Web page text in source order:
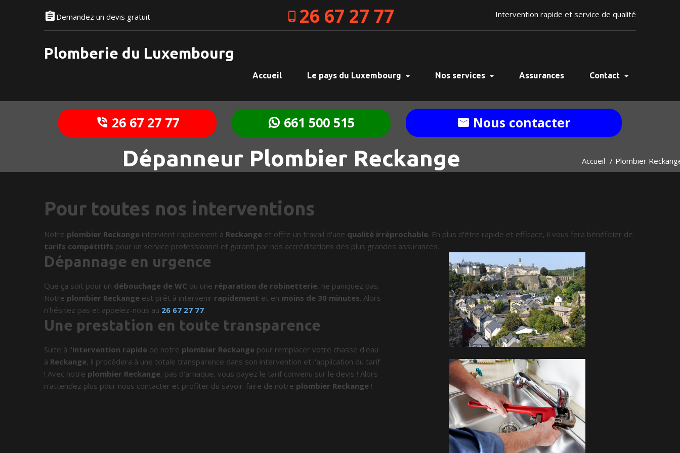
Demandez un devis gratuit 26 67 27 77 Intervention rapide et service de qualité
Plomberie du Luxembourg
Accueil Le pays du Luxembourg Nos services Assurances Contact
26 67 27 77 661 500 515 Nous contacter
Dépanneur Plombier Reckange Accueil Plombier
Pour toutes nos interventions
Notre plombier Reckange intervient rapidement à Reckange et offre un travail d'une qualité irréprochable. En plus d'être rapide et efficace, il vous fera bénéficier de
tarifs compétitifs pour un service professionnel et garanti par nos accréditations des plus grandes assurances.
Dépannage en urgence
Que ça soit pour un débouchage de WC ou une réparation de robinetterie, ne paniquez pas.
Notre plombier Reckange est prêt à intervenir rapidement et en moins de 30 minutes. Alors
n'hésitez pas et appelez-nous au 26 67 27 77.
Une prestation en toute transparence
Suite à l'intervention rapide de notre plombier Reckange pour remplacer votre chasse d'eau
à Reckange, il procédera à une totale transparence dans son intervention et l'application du tarif
! Avec notre plombier Reckange, pas d'arnaque, vous payez le tarif convenu sur le devis ! Alors
n'attendez plus pour nous contacter et profiter du savoir-faire de notre plombier Reckange !